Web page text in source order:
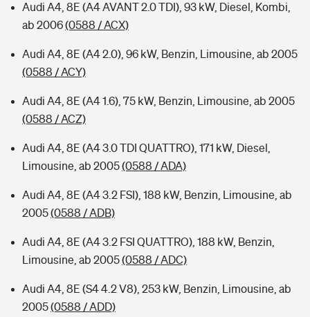
Audi A4, 8E (A4 AVANT 2.0 TDI), 93 kW, Diesel, Kombi,
ab 2006(0588 / ACX)
Audi A4, 8E (A4 2.0), 96 kW, Benzin, Limousine, ab 2005
(0588 / ACY)
Audi A4, 8E (A4 1.6), 75 kW, Benzin, Limousine, ab 2005
(0588 / ACZ)
Audi A4, 8E (A4 3.0 TDI QUATTRO), 171 kW, Diesel,
Limousine, ab 2005(0588 / ADA)
Audi A4, 8E (A4 3.2 FSI), 188 kW, Benzin, Limousine, ab
2005(0588 / ADB)
Audi A4, 8E (A4 3.2 FSI QUATTRO), 188 kW, Benzin,
Limousine, ab 2005(0588 / ADC)
Audi A4, 8E (S4 4.2 V8), 253 kW, Benzin, Limousine, ab
2005(0588 / ADD)